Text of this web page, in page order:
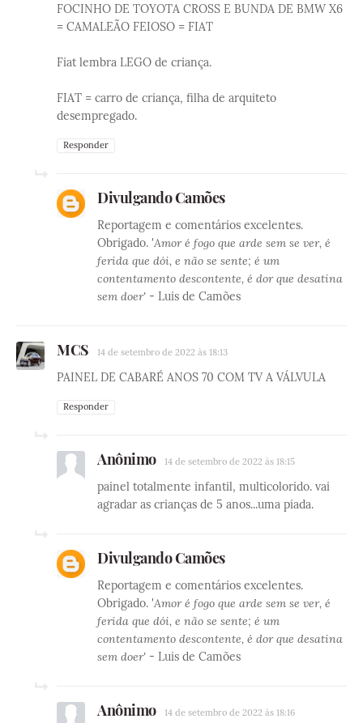
FOCINHO DE TOYOTA CROSS E BUNDA DE BMW X6
= CAMALEÃO FEIOSO = FIAT
Fiat lembra LEGO de criança.
FIAT = carro de criança, filha de arquiteto
desempregado.
Responder
Divulgando Camões
Reportagem e comentários excelentes.
Obrigado. 'Amor é fogo que arde sem se ver, é
ferida que dói, e não se sente; é um
contentamento descontente, é dor que desatina
sem doer' - Luis de Camões
MCS 14 de setembro de 2022 às 18:13
PAINEL DE CABARÉ ANOS 70 COM TV A VÁLVULA
Responder
Anônimo 14 de setembro de 2022 às 18:15
painel totalmente infantil, multicolorido. vai
agradar as crianças de 5 anos...uma piada.
Divulgando Camões
Reportagem e comentários excelentes.
Obrigado. 'Amor é fogo que arde sem se ver, é
ferida que dói, e não se sente; é um
contentamento descontente, é dor que desatina
sem doer' - Luis de Camões
Anônimo 14 de setembro de 2022 às 18:16